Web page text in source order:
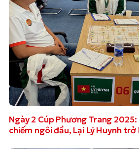
Ngày 2 Cúp Phương Trang
chiếm ngôi đầu, Lại Lý Huynh